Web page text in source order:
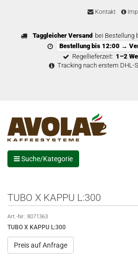
Kontakt
Taggleicher Versand bei Bestellung
Bestellung bis 12:00 →
Regellieferzeit: 1–2
Tracking nach erstem DHL-
Suche/Kategorie
TUBO X KAPPU L:300
Art.-Nr.: 8071363
TUBO X KAPPU L:300
Preis auf Anfrage